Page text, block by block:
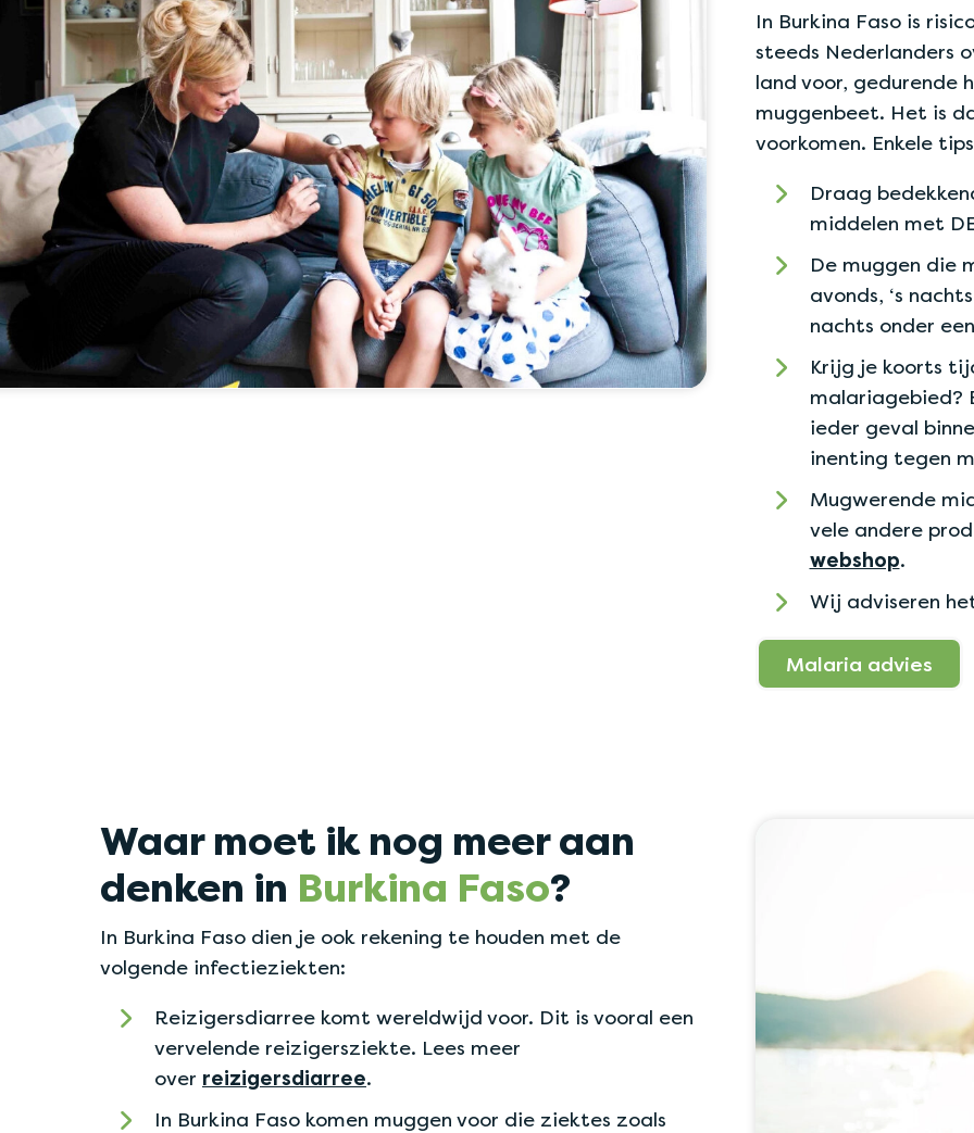
In Burkina Faso is
steeds Nederlanders
land voor, gedurende
muggenbeet. Het is
voorkomen. Enkele
Draag
middelen met
De muggen die
avonds, ‘s
nachts onder
Krijg je koorts
malariagebied?
ieder geval
inenting tegen
Mugwerende
vele andere
webshop.
Wij adviseren
Malaria advies
Waar moet ik nog meer aan
denken in Burkina Faso?
In Burkina Faso dien je ook rekening te houden met de
volgende infectieziekten:
Reizigersdiarree komt wereldwijd voor. Dit is vooral een
vervelende reizigersziekte. Lees meer
over reizigersdiarree.
In Burkina Faso komen muggen voor die ziektes zoals